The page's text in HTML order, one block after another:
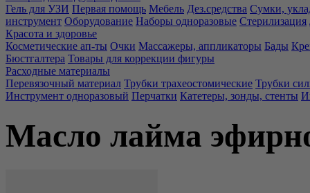
Гель для УЗИ Первая помощь Мебель Дез.средства Сумки,
инструмент Оборудование Наборы одноразовые Стерилизация
Красота и здоровье
Косметические ап-ты Очки Массажеры, аппликаторы Бады
Бюстгалтера Товары для коррекции фигуры
Расходные материалы
Перевязочный материал Трубки трахеостомические Трубки
Инструмент одноразовый Перчатки Катетеры, зонды, стенты
Масло лайма